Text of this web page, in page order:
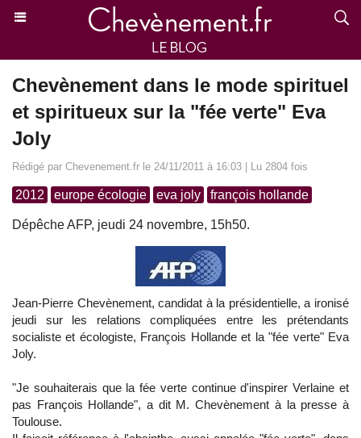
Chevènement dans le mode spirituel
et spiritueux sur la "fée verte" Eva
Joly
Rédigé par Chevenement.fr le 24/11/2011 à 16:03 | Lu 2804 fois
2012 europe écologie eva joly françois hollande
Dépêche AFP, jeudi 24 novembre, 15h50.
Jean-Pierre Chevènement, candidat à la présidentielle, a ironisé
jeudi sur les relations compliquées entre les prétendants
socialiste et écologiste, François Hollande et la "fée verte" Eva
Joly.
"Je souhaiterais que la fée verte continue d'inspirer Verlaine et
pas François Hollande", a dit M. Chevènement à la presse à
Toulouse.